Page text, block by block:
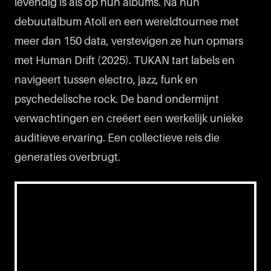
levendig is als op hun albums. Na hun
debuutalbum Atoll en een wereldtournee met
meer dan 150 data, verstevigen ze hun opmars
met Human Drift (2025). TUKAN tart labels en
navigeert tussen electro, jazz, funk en
psychedelische rock. De band ondermijnt
verwachtingen en creëert een werkelijk unieke
auditieve ervaring. Een collectieve reis die
generaties overbrugt.